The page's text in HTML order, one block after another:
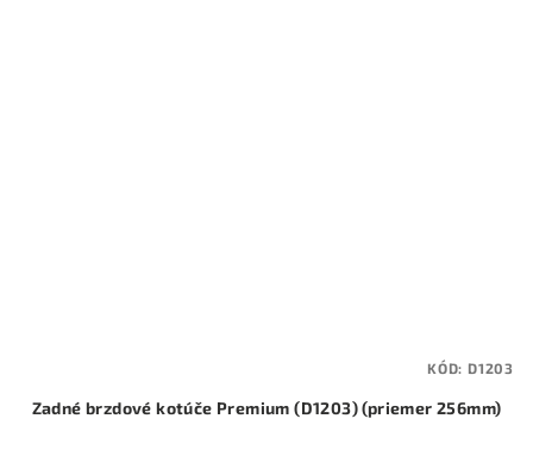
Zadné brzdové kotúče Premium (D1203) (priemer 256mm)
KÓD: D1203